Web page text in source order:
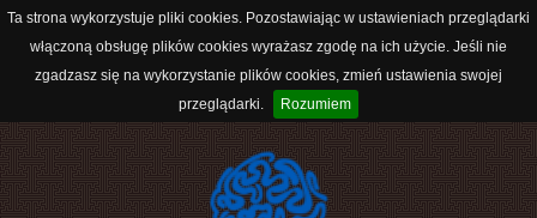
Ta strona wykorzystuje pliki cookies. Pozostawiając w ustawieniach przeglądarki
włączoną obsługę plików cookies wyrażasz zgodę na ich użycie. Jeśli nie
zgadzasz się na wykorzystanie plików cookies, zmień ustawienia swojej
przeglądarki.
Rozumiem